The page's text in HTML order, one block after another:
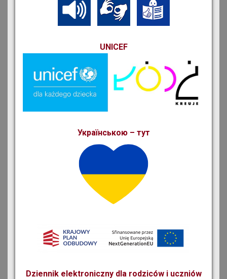
UNICEF
Українською – тут
Dziennik elektroniczny dla rodziców i uczniów